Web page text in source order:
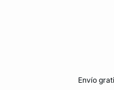
Envío